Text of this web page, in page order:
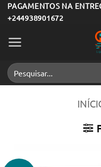
Skip
to
content
PAGAMENTOS NA
+244938901672
Pesquisar
por: